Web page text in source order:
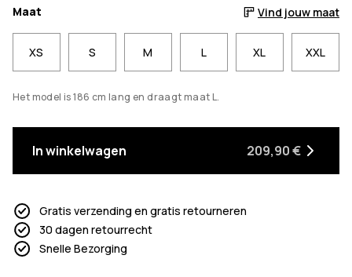
Maat Vind jouw maat
XS S M L XL XXL
Het model is 186 cm lang en draagt maat L.
In winkelwagen 209,90 €
Gratis verzending en gratis retourneren
30 dagen retourrecht
Snelle Bezorging